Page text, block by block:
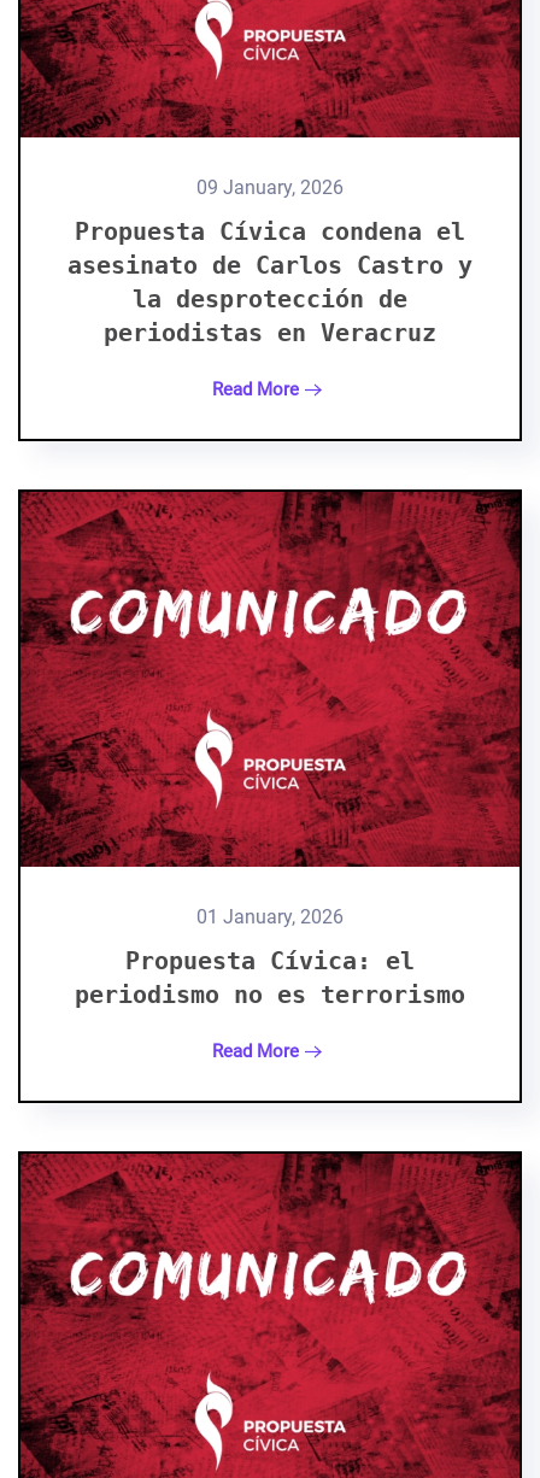
09 January, 2026
Propuesta Cívica condena el
asesinato de Carlos Castro y
la desprotección de
periodistas en Veracruz
Read More
01 January, 2026
Propuesta Cívica: el
periodismo no es terrorismo
Read More